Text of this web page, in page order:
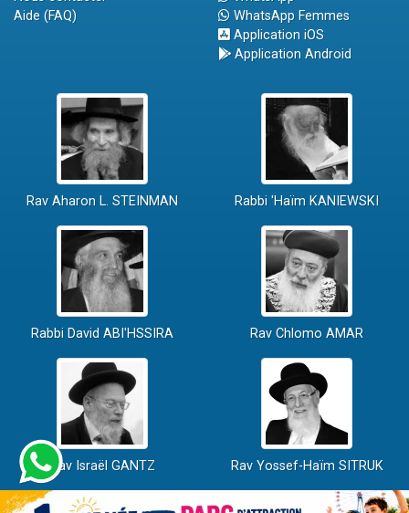
Aide (FAQ)
WhatsApp Femmes
Application iOS
Application Android
Rav Aharon L. STEINMAN Rabbi 'Haïm KANIEWSKI
Rabbi David ABI'HSSIRA Rav Chlomo AMAR
Rav Israël GANTZ Rav Yossef-Haïm SITRUK